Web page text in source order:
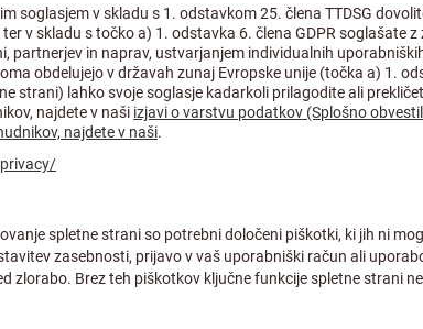
za zaščito dihal
Cena na 1 kos